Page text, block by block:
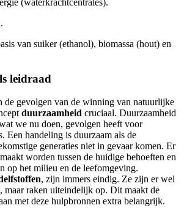
(waterkrachtcentrales).
van suiker (ethanol), biomassa (hout) en
leidraad
de gevolgen van de winning van natuurlijke
duurzaamheid cruciaal. Duurzaamheid
we nu doen, gevolgen heeft voor
Een handeling is duurzaam als de
generaties niet in gevaar komen. Er
worden tussen de huidige behoeften en
op het milieu en de leefomgeving.
, zijn immers eindig. Ze zijn er wel
maar raken uiteindelijk op. Dit maakt de
met deze hulpbronnen extra belangrijk.